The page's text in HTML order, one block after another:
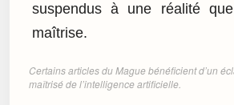
suspendus à une réalité
maîtrise.
Certains articles du Mague bénéficient d’un
maîtrisé de l’intelligence artificielle.